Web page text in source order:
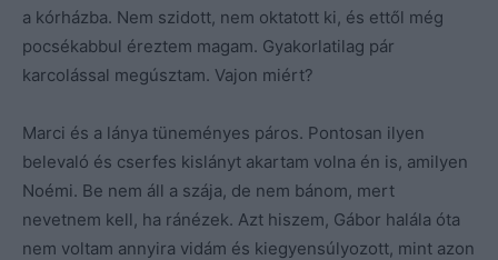
a kórházba. Nem szidott, nem oktatott ki, és ettől még
pocsékabbul éreztem magam. Gyakorlatilag pár
karcolással megúsztam. Vajon miért?
Marci és a lánya tüneményes páros. Pontosan ilyen
belevaló és cserfes kislányt akartam volna én is, amilyen
Noémi. Be nem áll a szája, de nem bánom, mert
nevetnem kell, ha ránézek. Azt hiszem, Gábor halála óta
nem voltam annyira vidám és kiegyensúlyozott, mint azon